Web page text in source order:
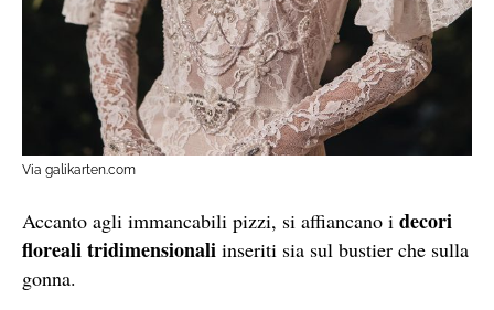
Via galikarten.com
Accanto agli immancabili pizzi, si affiancano i decori
floreali tridimensionali inseriti sia sul bustier che sulla
gonna.